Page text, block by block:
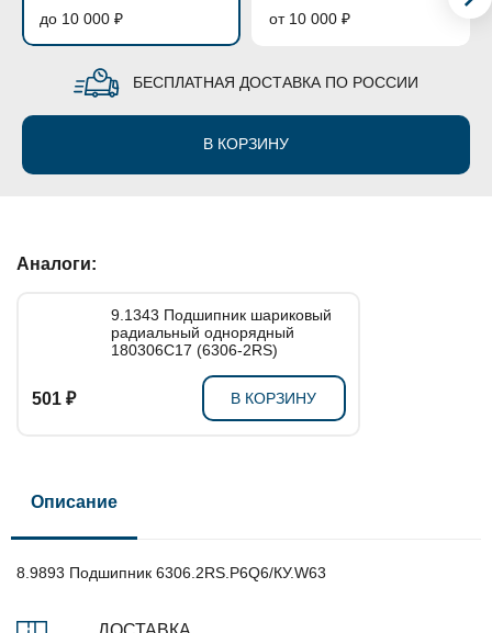
до 10 000 ₽ от 10 000 ₽
БЕСПЛАТНАЯ ДОСТАВКА ПО РОССИИ
В КОРЗИНУ
Аналоги:
9.1343 Подшипник шариковый
радиальный однорядный
180306C17 (6306-2RS)
501 ₽ В КОРЗИНУ
Описание
8.9893 Подшипник 6306.2RS.P6Q6/КУ.W63